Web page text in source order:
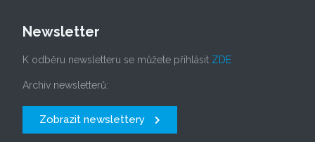
Newsletter
K odběru newsletteru se můžete přihlásit ZDE
Archiv newsletterů:
Zobrazit newslettery